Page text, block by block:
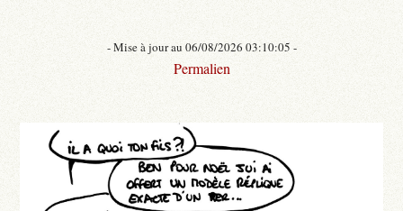
- Mise à jour au 06/08/2026 03:10:05 -
Permalien